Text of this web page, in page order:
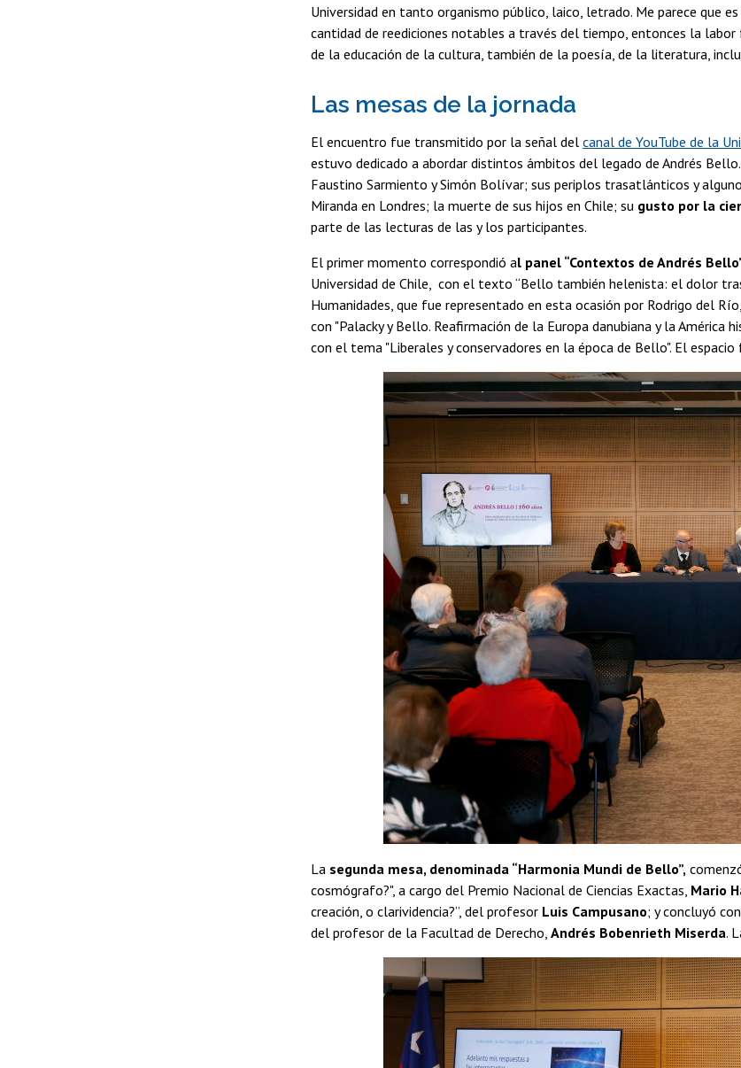
Universidad en tanto organismo público, laico, letrado. Me parece que
cantidad de reediciones notables a través del tiempo, entonces la
de la educación de la cultura, también de la poesía, de la literatura,
Las mesas de la jornada
El encuentro fue transmitido por la señal del canal de YouTube de la
estuvo dedicado a abordar distintos ámbitos del legado de Andrés Bello.
Faustino Sarmiento y Simón Bolívar; sus periplos trasatlánticos y
Miranda en Londres; la muerte de sus hijos en Chile; su gusto por la
parte de las lecturas de las y los participantes.
El primer momento correspondió al panel “Contextos de Andrés
Universidad de Chile, con el texto “Bello también helenista: el dolor
Humanidades, que fue representado en esta ocasión por Rodrigo del
con "Palacky y Bello. Reafirmación de la Europa danubiana y la América
con el tema "Liberales y conservadores en la época de Bello". El
La segunda mesa, denominada “Harmonia Mundi de Bello”,
cosmógrafo?", a cargo del Premio Nacional de Ciencias Exactas, Mario
creación, o clarividencia?”, del profesor Luis Campusano; y concluyó
del profesor de la Facultad de Derecho, Andrés Bobenrieth Miserda.